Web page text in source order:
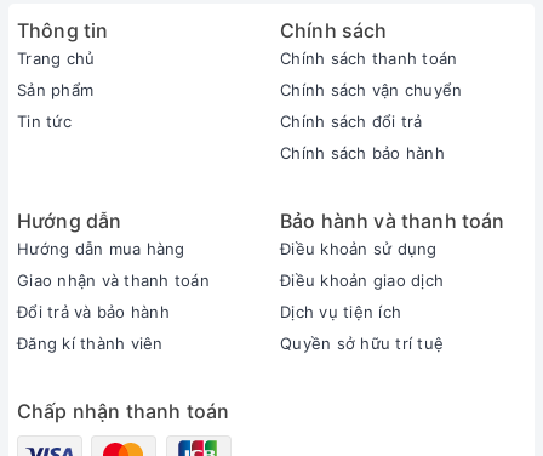
Thông tin
Trang chủ
Sản phẩm
Tin tức
Chính sách
Chính sách thanh toán
Chính sách vận chuyển
Chính sách đổi trả
Chính sách bảo hành
Hướng dẫn
Hướng dẫn mua hàng
Giao nhận và thanh toán
Đổi trả và bảo hành
Đăng kí thành viên
Bảo hành và thanh toán
Điều khoản sử dụng
Điều khoản giao dịch
Dịch vụ tiện ích
Quyền sở hữu trí tuệ
Chấp nhận thanh toán